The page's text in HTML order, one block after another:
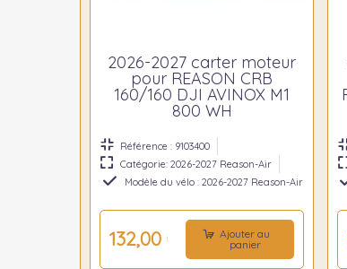
2026-2027 carter moteur
pour REASON CRB
160/160 DJI AVINOX M1
800 WH
Référence : 9103400
Catégorie: 2026-2027 Reason-Air
Modèle du vélo : 2026-2027 Reason-Air
132,00 €
Ajouter au
panier